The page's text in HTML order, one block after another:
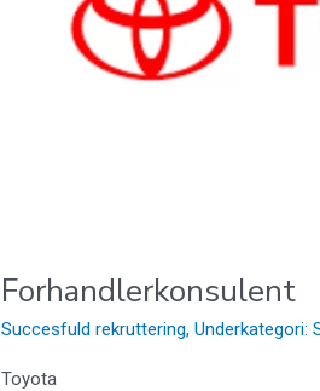
Forhandlerkonsulent
Succesfuld rekruttering,Underkategori:
Toyota